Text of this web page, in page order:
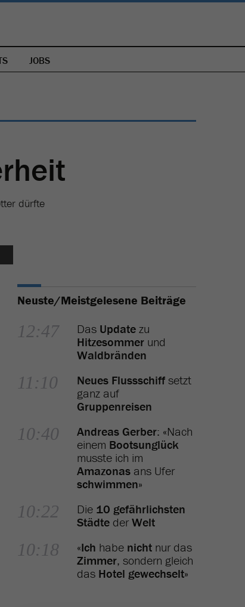
JOBS
dürfte
Neuste/Meistgelesene Beiträge
12:47 Das Update zu
Hitzesommer und
Waldbränden
11:10 Neues Flussschiff setzt
ganz auf
Gruppenreisen
10:40 Andreas Gerber: «Nach
einem Bootsunglück
musste ich im
Amazonas ans Ufer
schwimmen»
10:22 Die 10 gefährlichsten
Städte derWelt
10:18 «Ich habe nicht nur das
Zimmer, sondern gleich
das Hotel gewechselt»